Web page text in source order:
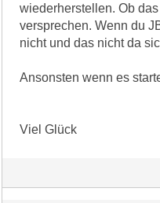
wiederherstellen. Ob
versprechen. Wenn du
nicht und das nicht da
Ansonsten wenn es
Viel Glück